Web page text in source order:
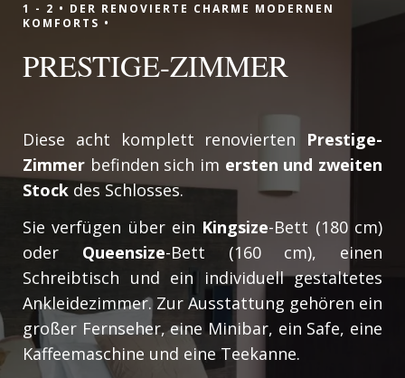
1 - 2 • DER RENOVIERTE CHARME MODERNEN
KOMFORTS •
PRESTIGE-ZIMMER
Diese acht komplett renovierten Prestige-
Zimmer befinden sich im ersten und zweiten
Stock des Schlosses.
Sie verfügen über ein Kingsize-Bett (180 cm)
oder Queensize-Bett (160 cm), einen
Schreibtisch und ein individuell gestaltetes
Ankleidezimmer. Zur Ausstattung gehören ein
großer Fernseher, eine Minibar, ein Safe, eine
Kaffeemaschine und eine Teekanne.